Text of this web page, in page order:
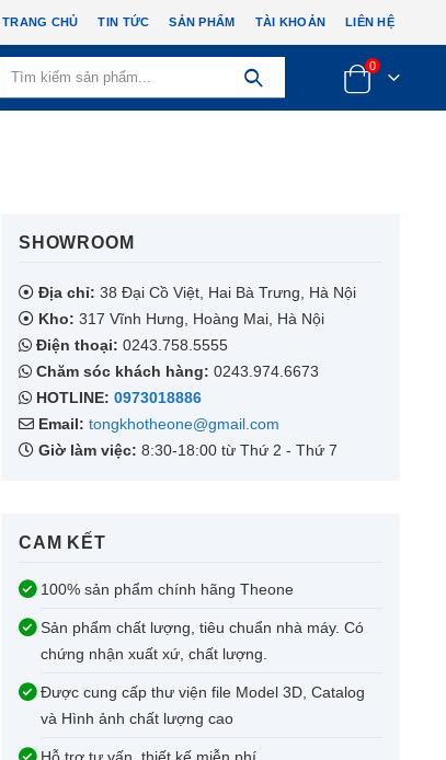
TRANG CHỦ TIN TỨC SẢN PHẨM TÀI KHOẢN LIÊN HỆ
0
SHOWROOM​
Địa chỉ: 38 Đại Cồ Việt, Hai Bà Trưng, Hà Nội
Kho: 317 Vĩnh Hưng, Hoàng Mai, Hà Nội
Điện thoại: 0243.758.5555
Chăm sóc khách hàng: 0243.974.6673
HOTLINE: 0973018886
Email: tongkhotheone@gmail.com
Giờ làm việc: 8:30-18:00 từ Thứ 2 - Thứ 7
CAM KẾT​
100% sản phẩm chính hãng Theone
Sản phẩm chất lượng, tiêu chuẩn nhà máy. Có
chứng nhận xuất xứ, chất lượng.
Được cung cấp thư viện file Model 3D, Catalog
và Hình ảnh chất lượng cao